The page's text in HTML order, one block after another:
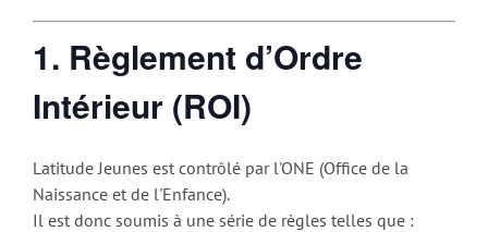
1. Règlement d’Ordre
Intérieur (ROI)
Latitude Jeunes est contrôlé par l'ONE (Office de la
Naissance et de l'Enfance).
Il est donc soumis à une série de règles telles que :